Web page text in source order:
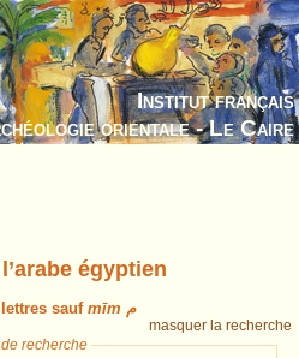
Institut français
orientale - Le Caire
égyptien
sauf mīm م
masquer la recherche
recherche